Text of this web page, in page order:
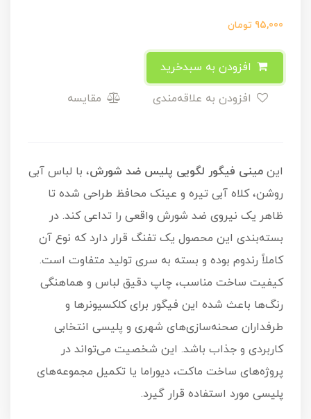
95,000 تومان
مقایسه
این مینی فیگور لگویی پلیس ضد شورش، با لباس آبی
روشن، کلاه آبی تیره و عینک محافظ طراحی شده تا
ظاهر یک نیروی ضد شورش واقعی را تداعی کند. در
بسته‌بندی این محصول یک تفنگ قرار دارد که نوع آن
کاملاً رندوم بوده و بسته به سری تولید متفاوت است.
کیفیت ساخت مناسب، چاپ دقیق لباس و هماهنگی
رنگ‌ها باعث شده این فیگور برای کلکسیونرها و
طرفداران صحنه‌سازی‌های شهری و پلیسی انتخابی
کاربردی و جذاب باشد. این شخصیت می‌تواند در
پروژه‌های ساخت ماکت، دیوراما یا تکمیل مجموعه‌های
پلیسی مورد استفاده قرار گیرد.